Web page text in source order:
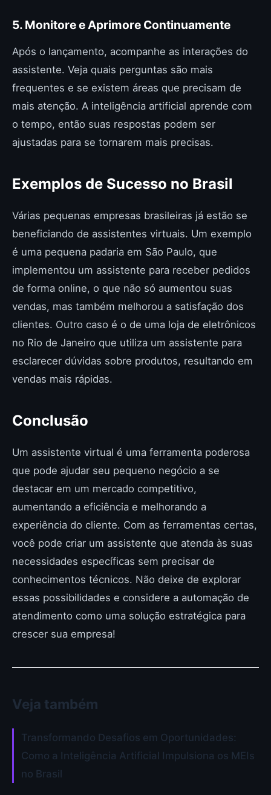
5. Monitore e Aprimore Continuamente
Após o lançamento, acompanhe as interações do
assistente. Veja quais perguntas são mais
frequentes e se existem áreas que precisam de
mais atenção. A inteligência artificial aprende com
o tempo, então suas respostas podem ser
ajustadas para se tornarem mais precisas.
Exemplos de Sucesso no Brasil
Várias pequenas empresas brasileiras já estão se
beneficiando de assistentes virtuais. Um exemplo
é uma pequena padaria em São Paulo, que
implementou um assistente para receber pedidos
de forma online, o que não só aumentou suas
vendas, mas também melhorou a satisfação dos
clientes. Outro caso é o de uma loja de eletrônicos
no Rio de Janeiro que utiliza um assistente para
esclarecer dúvidas sobre produtos, resultando em
vendas mais rápidas.
Conclusão
Um assistente virtual é uma ferramenta poderosa
que pode ajudar seu pequeno negócio a se
destacar em um mercado competitivo,
aumentando a eficiência e melhorando a
experiência do cliente. Com as ferramentas certas,
você pode criar um assistente que atenda às suas
necessidades específicas sem precisar de
conhecimentos técnicos. Não deixe de explorar
essas possibilidades e considere a automação de
atendimento como uma solução estratégica para
crescer sua empresa!
Veja também
Transformando Desafios em Oportunidades:
Como a Inteligência Artificial Impulsiona os MEIs
no Brasil